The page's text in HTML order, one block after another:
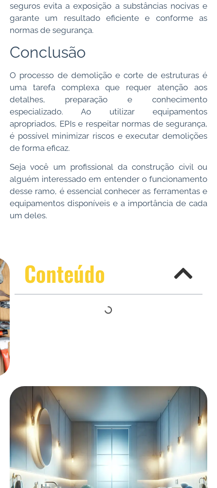
seguros evita a exposição a substâncias nocivas e
garante um resultado eficiente e conforme as
normas de segurança.
Conclusão
O processo de demolição e corte de estruturas é
uma tarefa complexa que requer atenção aos
detalhes, preparação e conhecimento
especializado. Ao utilizar equipamentos
apropriados, EPIs e respeitar normas de segurança,
é possível minimizar riscos e executar demolições
de forma eficaz.
Seja você um profissional da construção civil ou
alguém interessado em entender o funcionamento
desse ramo, é essencial conhecer as ferramentas e
equipamentos disponíveis e a importância de cada
um deles.
Conteúdo